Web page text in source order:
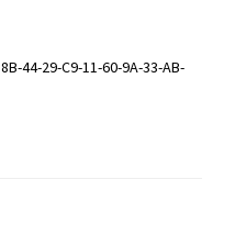
8B-44-29-C9-11-60-9A-33-AB-